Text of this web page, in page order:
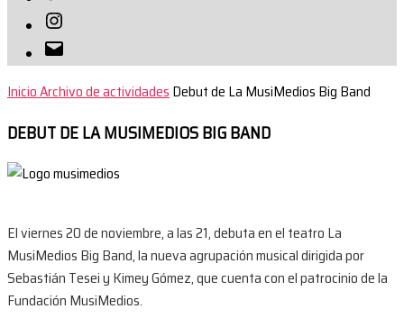
Instagram
Correo
electrónico
InicioArchivo de actividadesDebut de La MusiMedios Big Band
DEBUT DE LA MUSIMEDIOS BIG BAND
El viernes 20 de noviembre, a las 21, debuta en el teatro La
MusiMedios Big Band, la nueva agrupación musical dirigida por
Sebastián Tesei y Kimey Gómez, que cuenta con el patrocinio de la
Fundación MusiMedios.